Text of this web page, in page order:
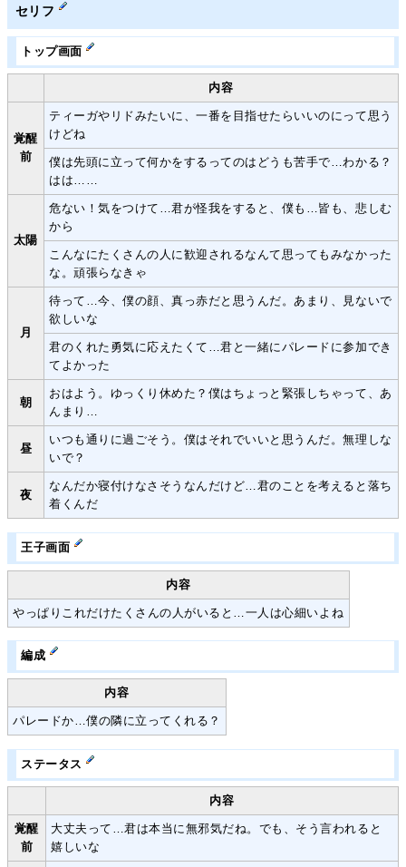
セリフ
トップ画面
内容
覚醒
前
ティーガやリドみたいに、一番を目指せたらいいのにって思う
けどね
僕は先頭に立って何かをするってのはどうも苦手で…わかる？
はは……
太陽
危ない！気をつけて…君が怪我をすると、僕も…皆も、悲しむ
から
こんなにたくさんの人に歓迎されるなんて思ってもみなかった
な。頑張らなきゃ
月
待って…今、僕の顔、真っ赤だと思うんだ。あまり、見ないで
欲しいな
君のくれた勇気に応えたくて…君と一緒にパレードに参加でき
てよかった
朝
おはよう。ゆっくり休めた？僕はちょっと緊張しちゃって、あ
んまり…
昼
いつも通りに過ごそう。僕はそれでいいと思うんだ。無理しな
いで？
夜
なんだか寝付けなさそうなんだけど…君のことを考えると落ち
着くんだ
王子画面
内容
やっぱりこれだけたくさんの人がいると…一人は心細いよね
編成
内容
パレードか…僕の隣に立ってくれる？
ステータス
内容
覚醒
前
大丈夫って…君は本当に無邪気だね。でも、そう言われると
嬉しいな